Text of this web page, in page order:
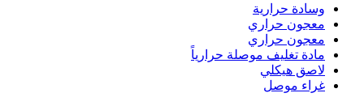
وسادة حرارية
معجون حراري
معجون حراري
مادة تغليف موصلة حرارياً
لاصق هيكلي
غراء موصل